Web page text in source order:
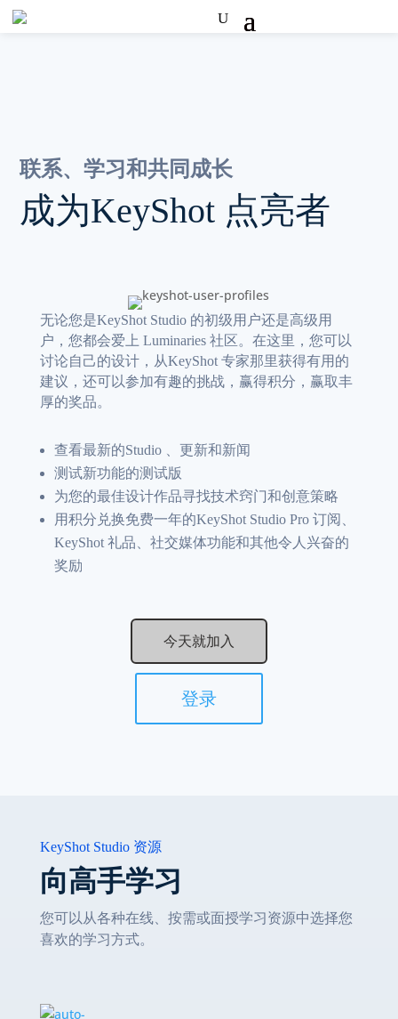
联系、学习和共同成长
成为KeyShot 点亮者
无论您是KeyShot Studio 的初级用户还是高级用
户，您都会爱上 Luminaries 社区。在这里，您可以
讨论自己的设计，从KeyShot 专家那里获得有用的
建议，还可以参加有趣的挑战，赢得积分，赢取丰
厚的奖品。
查看最新的Studio 、更新和新闻
测试新功能的测试版
为您的最佳设计作品寻找技术窍门和创意策略
用积分兑换免费一年的KeyShot Studio Pro 订阅、
KeyShot 礼品、社交媒体功能和其他令人兴奋的
奖励
今天就加入
登录
KeyShot Studio 资源
向高手学习
您可以从各种在线、按需或面授学习资源中选择您
喜欢的学习方式。